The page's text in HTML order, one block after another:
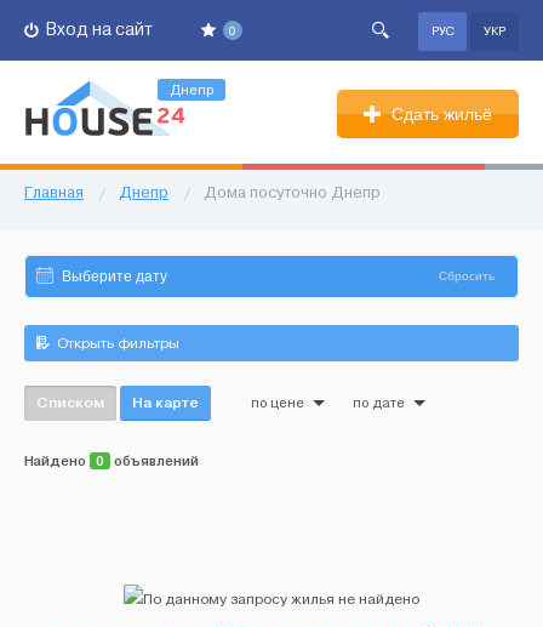
0
Вход на сайт РУС УКР
Днепр
Сдать жильё
Главная / Днепр / Дома посуточно Днепр
Сбросить
Открыть фильтры
Списком На карте по цене по дате
Найдено 0 объявлений